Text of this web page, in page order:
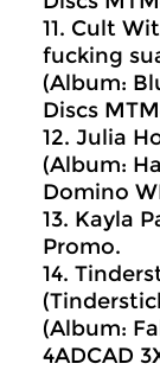
11. Cult
fucking
(Album:
Discs
12. Julia
(Album:
Domino
13. Kayla
Promo.
14.
(Album:
4ADCAD